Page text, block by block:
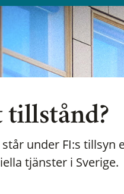
tillstånd?
under FI:s tillsyn
tjänster i Sverige.